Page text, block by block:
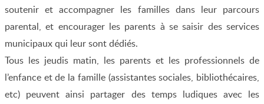
soutenir et accompagner les familles dans leur parcours
parental, et encourager les parents à se saisir des services
municipaux qui leur sont dédiés.
Tous les jeudis matin, les parents et les professionnels de
l’enfance et de la famille (assistantes sociales, bibliothécaires,
etc) peuvent ainsi partager des temps ludiques avec les